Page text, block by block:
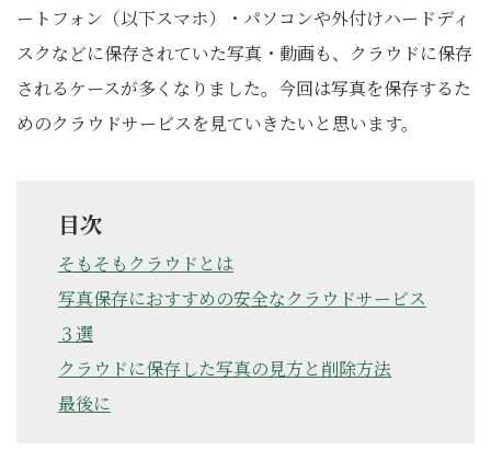
ートフォン（以下スマホ）・パソコンや外付けハードディ
スクなどに保存されていた写真・動画も、クラウドに保存
されるケースが多くなりました。今回は写真を保存するた
めのクラウドサービスを見ていきたいと思います。
目次
そもそもクラウドとは
写真保存におすすめの安全なクラウドサービス
３選
クラウドに保存した写真の見方と削除方法
最後に